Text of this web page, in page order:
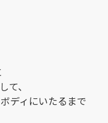
、
ディにいたるまで